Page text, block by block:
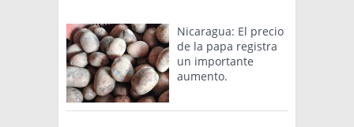
Nicaragua: El precio
de la papa registra
un importante
aumento.